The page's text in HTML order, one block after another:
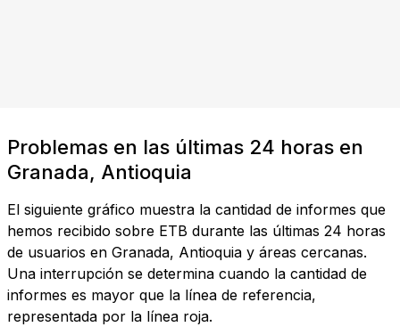
Problemas en las últimas 24 horas en
Granada, Antioquia
El siguiente gráfico muestra la cantidad de informes que
hemos recibido sobre ETB durante las últimas 24 horas
de usuarios en Granada, Antioquia y áreas cercanas.
Una interrupción se determina cuando la cantidad de
informes es mayor que la línea de referencia,
representada por la línea roja.